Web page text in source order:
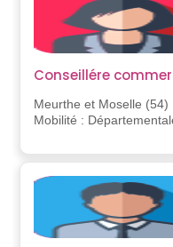
Conseillére
Meurthe et Moselle (54)
Mobilité :